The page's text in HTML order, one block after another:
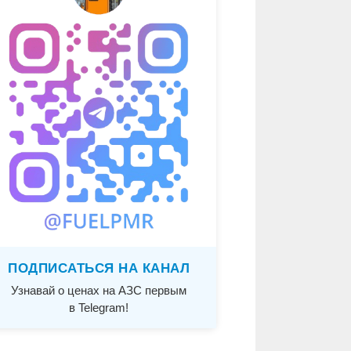
ПОДПИСАТЬСЯ НА КАНАЛ
Узнавай о ценах на АЗС первым
в Telegram!